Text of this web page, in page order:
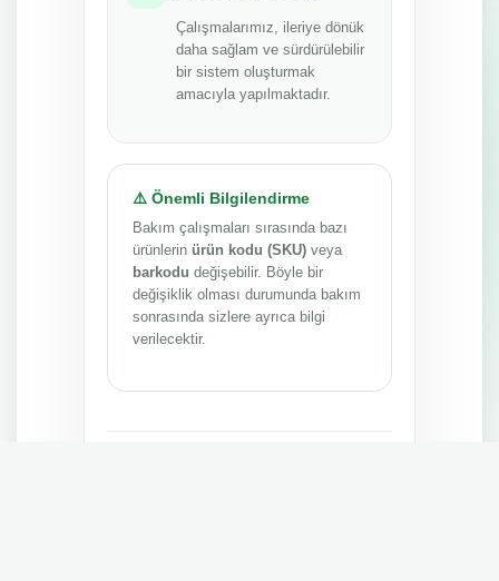
Çalışmalarımız, ileriye dönük
daha sağlam ve sürdürülebilir
bir sistem oluşturmak
amacıyla yapılmaktadır.
⚠️ Önemli Bilgilendirme
Bakım çalışmaları sırasında bazı
ürünlerin ürün kodu (SKU) veya
barkodu değişebilir. Böyle bir
değişiklik olması durumunda bakım
sonrasında sizlere ayrıca bilgi
verilecektir.